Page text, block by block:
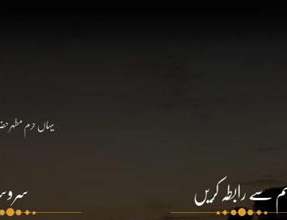
یہاں حرم مطہر
سے رابطہ کریں